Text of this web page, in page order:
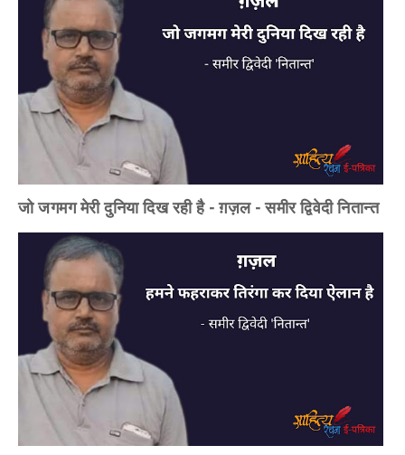
जो जगमग मेरी दुनिया दिख रही है - ग़ज़ल - समीर द्विवेदी नितान्त